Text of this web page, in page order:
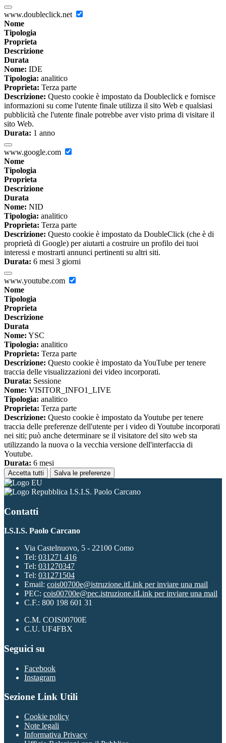
www.doubleclick.net
Nome
Tipologia
Proprieta
Descrizione
Durata
Nome: IDE
Tipologia: analitico
Proprieta: Terza parte
Descrizione: Questo cookie è impostato da Doubleclick e fornisce
informazioni su come l'utente finale utilizza il sito Web e qualsiasi
pubblicità che l'utente finale potrebbe aver visto prima di visitare il
sito Web.
Durata: 1 anno
www.google.com
Nome
Tipologia
Proprieta
Descrizione
Durata
Nome: NID
Tipologia: analitico
Proprieta: Terza parte
Descrizione: Questo cookie è impostato da DoubleClick (che è di
proprietà di Google) per aiutarti a costruire un profilo dei tuoi
interessi e mostrarti annunci pertinenti su altri siti.
Durata: 6 mesi 3 giorni
www.youtube.com
Nome
Tipologia
Proprieta
Descrizione
Durata
Nome: YSC
Tipologia: analitico
Proprieta: Terza parte
Descrizione: Questo cookie è impostato da YouTube per tenere
traccia delle visualizzazioni dei video incorporati.
Durata: Sessione
Nome: VISITOR_INFO1_LIVE
Tipologia: analitico
Proprieta: Terza parte
Descrizione: Questo cookie è impostato da Youtube per tenere
traccia delle preferenze dell'utente per i video di Youtube incorporati
nei siti; può anche determinare se il visitatore del sito web sta
utilizzando la nuova o la vecchia versione dell'interfaccia di
Youtube.
Durata: 6 mesi
Accetta tutti Salva le preferenze
I.S.I.S. Paolo Carcano
Contatti
I.S.I.S. Paolo Carcano
Via Castelnuovo, 5 - 22100 Como
Tel: 031271 416
Tel: 031270347
Tel: 031271504
Email: cois00700e@istruzione.itLink per inviare una mail
PEC: cois00700e@pec.istruzione.itLink per inviare una mail
C.F.: 800 198 601 31
C.M. COIS00700E
C.U. UF4FBX
Seguici su
Facebook
Instagram
Sezione Link Utili
Cookie policy
Note legali
Informativa Privacy